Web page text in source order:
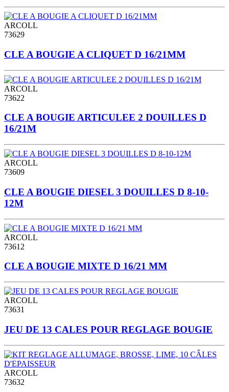
ARCOLL
73629
CLE A BOUGIE A CLIQUET D 16/21MM
ARCOLL
73622
CLE A BOUGIE ARTICULEE 2 DOUILLES D
16/21M
ARCOLL
73609
CLE A BOUGIE DIESEL 3 DOUILLES D 8-10-
12M
ARCOLL
73612
CLE A BOUGIE MIXTE D 16/21 MM
ARCOLL
73631
JEU DE 13 CALES POUR REGLAGE BOUGIE
ARCOLL
73632